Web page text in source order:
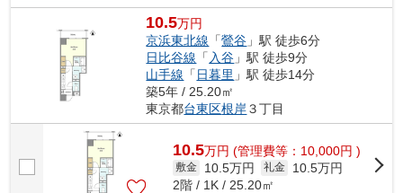
10.5万円
京浜東北線 「鶯谷 」駅 徒歩6分
日比谷線 「 入谷 」駅 徒歩9分
山手線 「 日暮里 」駅 徒歩14分
築5年 / 25.20㎡
東京都台東区根岸３丁目
10.5万円 (管理費等：10,000円 )
敷金 10.5万円 礼金
10.5万円
2階 / 1K / 25.20㎡